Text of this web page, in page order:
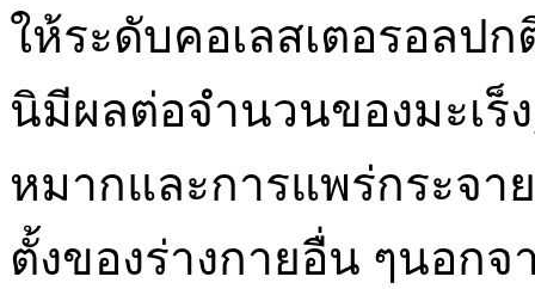
ให้ระดับคอเลสเตอรอลป
นิมีผลต่อจำนวนของมะเร็
หมากและการแพร่กระจา
ตั้งของร่างกายอื่น ๆนอก